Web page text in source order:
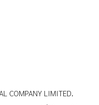
COMPANY LIMITED.